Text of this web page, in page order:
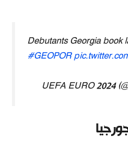
Debutants Georgia book
#GEOPOR